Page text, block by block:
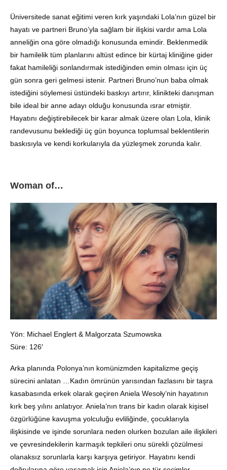
Üniversitede sanat eğitimi veren kırk yaşındaki Lola’nın güzel bir
hayatı ve partneri Bruno’yla sağlam bir ilişkisi vardır ama Lola
anneliğin ona göre olmadığı konusunda emindir. Beklenmedik
bir hamilelik tüm planlarını altüst edince bir kürtaj kliniğine gider
fakat hamileliği sonlandırmak istediğinden emin olması için üç
gün sonra geri gelmesi istenir. Partneri Bruno’nun baba olmak
istediğini söylemesi üstündeki baskıyı artırır, klinikteki danışman
bile ideal bir anne adayı olduğu konusunda ısrar etmiştir.
Hayatını değiştirebilecek bir karar almak üzere olan Lola, klinik
randevusunu beklediği üç gün boyunca toplumsal beklentilerin
baskısıyla ve kendi korkularıyla da yüzleşmek zorunda kalır.
Woman of…
Yön: Michael Englert & Malgorzata Szumowska
Süre: 126′
Arka planında Polonya’nın komünizmden kapitalizme geçiş
sürecini anlatan …Kadın ömrünün yarısından fazlasını bir taşra
kasabasında erkek olarak geçiren Aniela Wesoły’nin hayatının
kırk beş yılını anlatıyor. Aniela’nın trans bir kadın olarak kişisel
özgürlüğüne kavuşma yolculuğu evliliğinde, çocuklarıyla
ilişkisinde ve işinde sorunlara neden olurken bozulan aile ilişkileri
ve çevresindekilerin karmaşık tepkileri onu sürekli çözülmesi
olanaksız sorunlarla karşı karşıya getiriyor. Hayatını kendi